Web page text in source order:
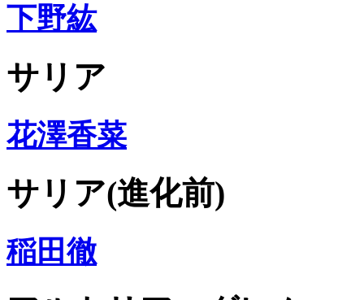
下野紘
サリア
花澤香菜
サリア(進化前)
稲田徹